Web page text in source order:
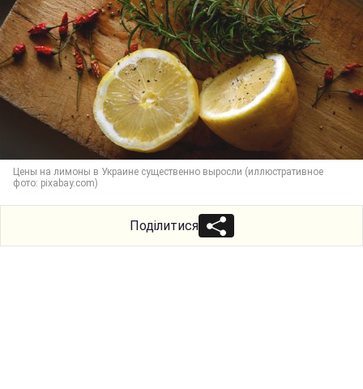
Цены на лимоны в Украине существенно выросли (иллюстративное
фото: pixabay.com)
Поділитися